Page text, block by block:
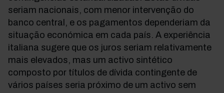
seriam nacionais, com menor intervenção do
banco central, e os pagamentos dependeriam da
situação económica em cada país. A experiência
italiana sugere que os juros seriam relativamente
mais elevados, mas um activo sintético
composto por títulos de dívida contingente de
vários países seria próximo de um activo sem